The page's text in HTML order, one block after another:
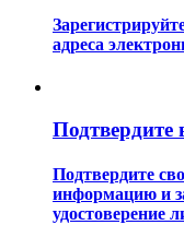
адреса
Подтвердите
Подтвердите
информацию и
удостоверение